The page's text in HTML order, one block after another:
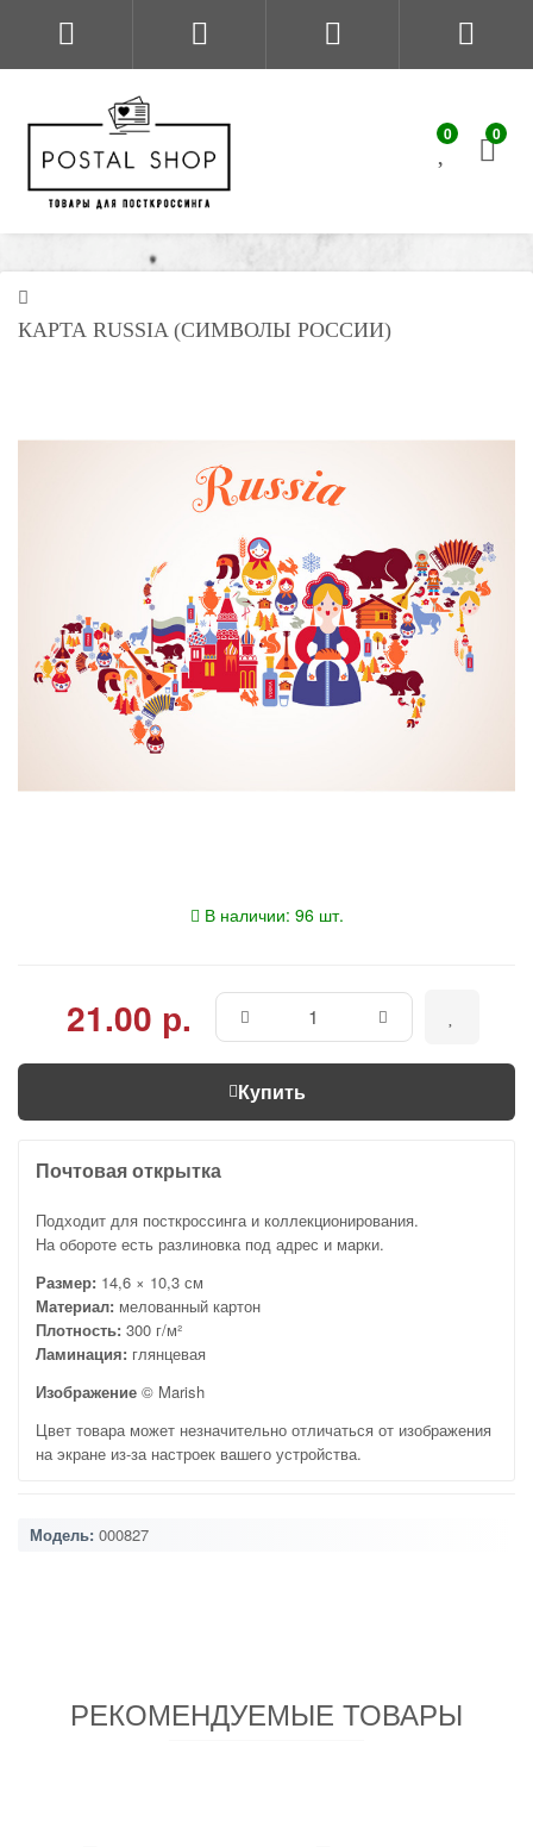
0 0
КАРТА RUSSIA (СИМВОЛЫ РОССИИ)
В наличии: 96 шт.
21.00 р.
Купить
Почтовая открытка
Подходит для посткроссинга и коллекционирования.
На обороте есть разлиновка под адрес и марки.
Размер: 14,6 × 10,3 см
Материал: мелованный картон
Плотность: 300 г/м²
Ламинация: глянцевая
Изображение © Marish
Цвет товара может незначительно отличаться от изображения
на экране из-за настроек вашего устройства.
Модель: 000827
РЕКОМЕНДУЕМЫЕ ТОВАРЫ